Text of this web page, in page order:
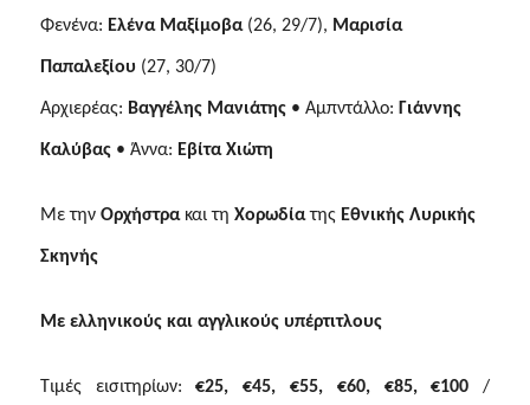
Φενένα: Ελένα Μαξίμοβα(26, 29/7), Μαρισία
Παπαλεξίου(27, 30/7)
Αρχιερέας: Βαγγέλης Μανιάτης• Αμπντάλλο: Γιάννης
Καλύβας• Άννα: Εβίτα Χιώτη
Με την Ορχήστρα και τη Χορωδίατης Εθνικής Λυρικής
Σκηνής
Με ελληνικούς και αγγλικούς υπέρτιτλους
Τιμές εισιτηρίων:€25, €45, €55, €60, €85, €100 /